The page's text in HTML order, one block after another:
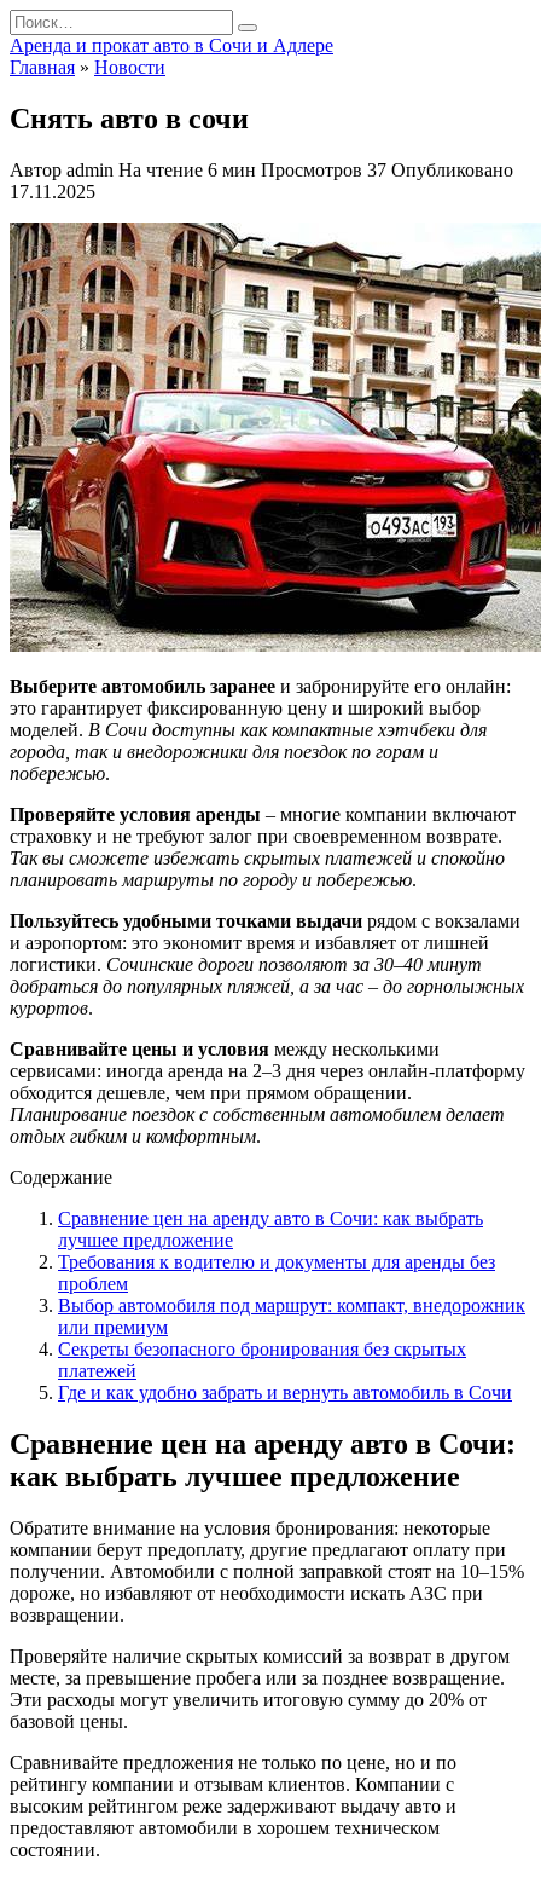
Перейти
к
содержанию
Search
for:
Аренда и прокат авто в Сочи и Адлере
Главная » Новости
Снять авто в сочи
Автор admin На чтение 6 мин Просмотров 37 Опубликовано
17.11.2025
Выберите автомобиль заранее и забронируйте его онлайн:
это гарантирует фиксированную цену и широкий выбор
моделей. В Сочи доступны как компактные хэтчбеки для
города, так и внедорожники для поездок по горам и
побережью.
Проверяйте условия аренды – многие компании включают
страховку и не требуют залог при своевременном возврате.
Так вы сможете избежать скрытых платежей и спокойно
планировать маршруты по городу и побережью.
Пользуйтесь удобными точками выдачи рядом с вокзалами
и аэропортом: это экономит время и избавляет от лишней
логистики. Сочинские дороги позволяют за 30–40 минут
добраться до популярных пляжей, а за час – до горнолыжных
курортов.
Сравнивайте цены и условия между несколькими
сервисами: иногда аренда на 2–3 дня через онлайн-платформу
обходится дешевле, чем при прямом обращении.
Планирование поездок с собственным автомобилем делает
отдых гибким и комфортным.
Содержание
Сравнение цен на аренду авто в Сочи: как выбрать
лучшее предложение
Требования к водителю и документы для аренды без
проблем
Выбор автомобиля под маршрут: компакт, внедорожник
или премиум
Секреты безопасного бронирования без скрытых
платежей
Где и как удобно забрать и вернуть автомобиль в Сочи
Сравнение цен на аренду авто в Сочи:
как выбрать лучшее предложение
Обратите внимание на условия бронирования: некоторые
компании берут предоплату, другие предлагают оплату при
получении. Автомобили с полной заправкой стоят на 10–15%
дороже, но избавляют от необходимости искать АЗС при
возвращении.
Проверяйте наличие скрытых комиссий за возврат в другом
месте, за превышение пробега или за позднее возвращение.
Эти расходы могут увеличить итоговую сумму до 20% от
базовой цены.
Сравнивайте предложения не только по цене, но и по
рейтингу компании и отзывам клиентов. Компании с
высоким рейтингом реже задерживают выдачу авто и
предоставляют автомобили в хорошем техническом
состоянии.